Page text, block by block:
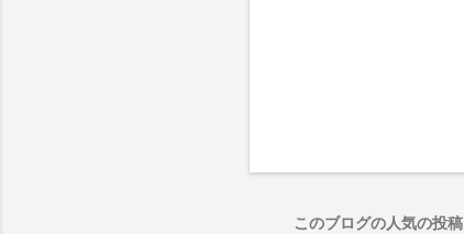
このブログの人気の投稿